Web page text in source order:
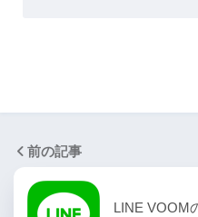
前の記事
LINE VOOM